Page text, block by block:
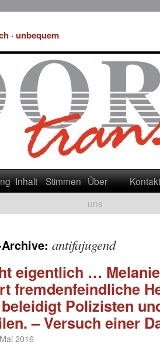
· unbequem
Inhalt Stimmen Über
uns
Kontakt
antifajugend
eigentlich …
fremdenfeindliche
Polizisten
– Versuch einer
2016